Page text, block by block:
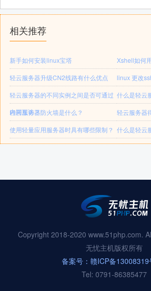
相关推荐
新手如何安装linux宝塔
Xshell如何
轻云服务器升级CN2线路有什么优点
linux 更改
轻云服务器的不同实例之间是否可通过
内网互访？
什么是轻云
轻云服务器防火墙是什么？
轻云服务器
使用轻量应用服务器时具有哪些限制？ 什么是轻云
Copyright 2018-2020 www.51php.com.
无忧主机版权所有
备案号：赣ICP备13008319
Tel: 0791-86385477